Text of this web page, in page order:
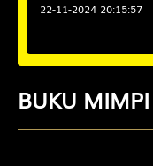
22-11-2024 20:15:57
BUKU MIMPI